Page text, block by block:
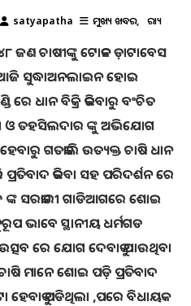
satyapatha ମୁଖ୍ୟ ଖବର ରାଜ୍ୟ
ଜଣ ଚାଷୀଙ୍କୁ ଟୋକନ ଡ଼ାଟାବେସ
ଆଜି ସୁଦ୍ଧାଅନଲାଇନ ହୋଇ
ରେ ଧାନ ବିକ୍ରି କରିବାରୁ ବଂଚିତ
ଓ ତହସିଲଦାର ଙ୍କୁ ଅଭିଯୋଗ
ଗତକାଲି ଉତ୍ୟକ୍ତ ଚାଷି ଧାନ
କରିବା ସହ ପରିଦର୍ଶନ ରେ
ସରକାରୀ ଗାଡିଆଗରେ ଶୋଇ
ଭାବେ ସ୍ଥାନୀୟ ଧର୍ମଗଡ
ରେ ଯୋଗ ଦେବାକୁ ଯାଉଥିବା
ମାନେ ଶୋଇ ପଡ଼ି ପ୍ରତିବାଦ
ହେବାକୁ ପଡିଥିଲା ,ପରେ ବିଧାୟକ